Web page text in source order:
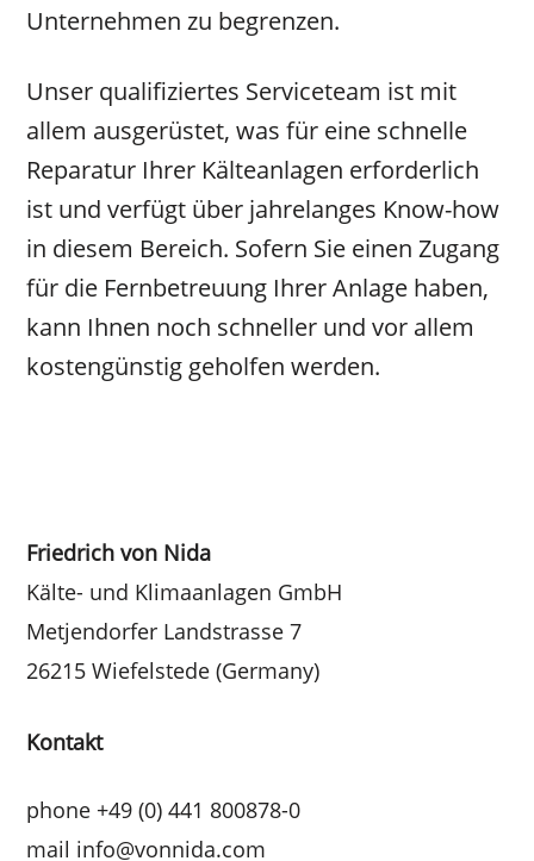
Unternehmen zu begrenzen.
Unser qualifiziertes Serviceteam ist mit
allem ausgerüstet, was für eine schnelle
Reparatur Ihrer Kälteanlagen erforderlich
ist und verfügt über jahrelanges Know-how
in diesem Bereich. Sofern Sie einen Zugang
für die Fernbetreuung Ihrer Anlage haben,
kann Ihnen noch schneller und vor allem
kostengünstig geholfen werden.
Friedrich von Nida
Kälte- und Klimaanlagen GmbH
Metjendorfer Landstrasse 7
26215 Wiefelstede (Germany)
Kontakt
phone +49 (0) 441 800878-0
mail info@vonnida.com